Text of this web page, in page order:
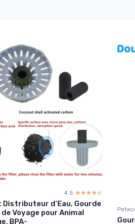
4.5 ☆☆☆☆☆
★★★★★
d’Eau, Gourde
de Voyage pour Animal
BPA-